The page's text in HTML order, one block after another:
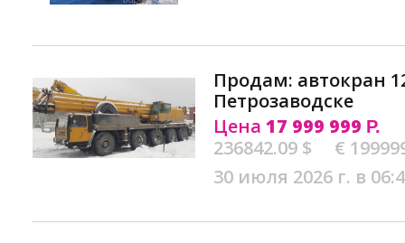
Продам: автокран
Петрозаводске
Цена 17 999 999 Р.
236842.09 $
€
30 июля 2026 г. в